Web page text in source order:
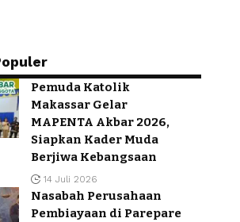
Pemuda Katolik
Makassar Gelar
MAPENTA Akbar 2026,
Siapkan Kader Muda
Berjiwa Kebangsaan
14 Juli 2026
Nasabah Perusahaan
Pembiayaan di Parepare